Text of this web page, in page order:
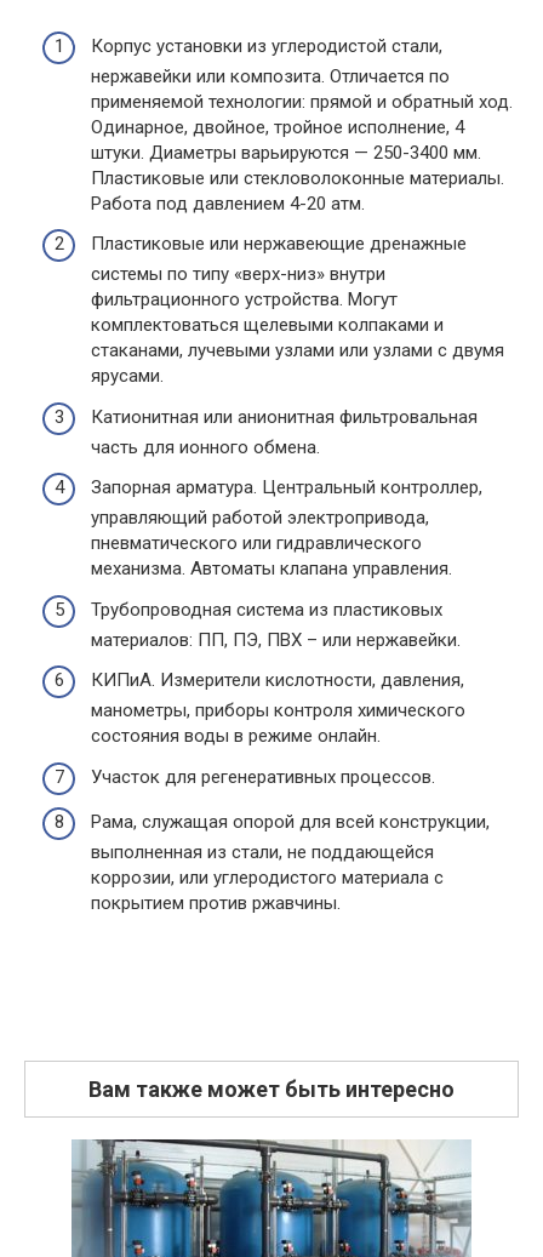
Корпус установки из углеродистой стали,
нержавейки или композита. Отличается по
применяемой технологии: прямой и обратный ход.
Одинарное, двойное, тройное исполнение, 4
штуки. Диаметры варьируются — 250-3400 мм.
Пластиковые или стекловолоконные материалы.
Работа под давлением 4-20 атм.
Пластиковые или нержавеющие дренажные
системы по типу «верх-низ» внутри
фильтрационного устройства. Могут
комплектоваться щелевыми колпаками и
стаканами, лучевыми узлами или узлами с двумя
ярусами.
Катионитная или анионитная фильтровальная
часть для ионного обмена.
Запорная арматура. Центральный контроллер,
управляющий работой электропривода,
пневматического или гидравлического
механизма. Автоматы клапана управления.
Трубопроводная система из пластиковых
материалов: ПП, ПЭ, ПВХ – или нержавейки.
КИПиА. Измерители кислотности, давления,
манометры, приборы контроля химического
состояния воды в режиме онлайн.
Участок для регенеративных процессов.
Рама, служащая опорой для всей конструкции,
выполненная из стали, не поддающейся
коррозии, или углеродистого материала с
покрытием против ржавчины.
Вам также может быть интересно